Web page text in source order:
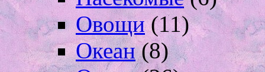
Овощи(11)
Океан(8)